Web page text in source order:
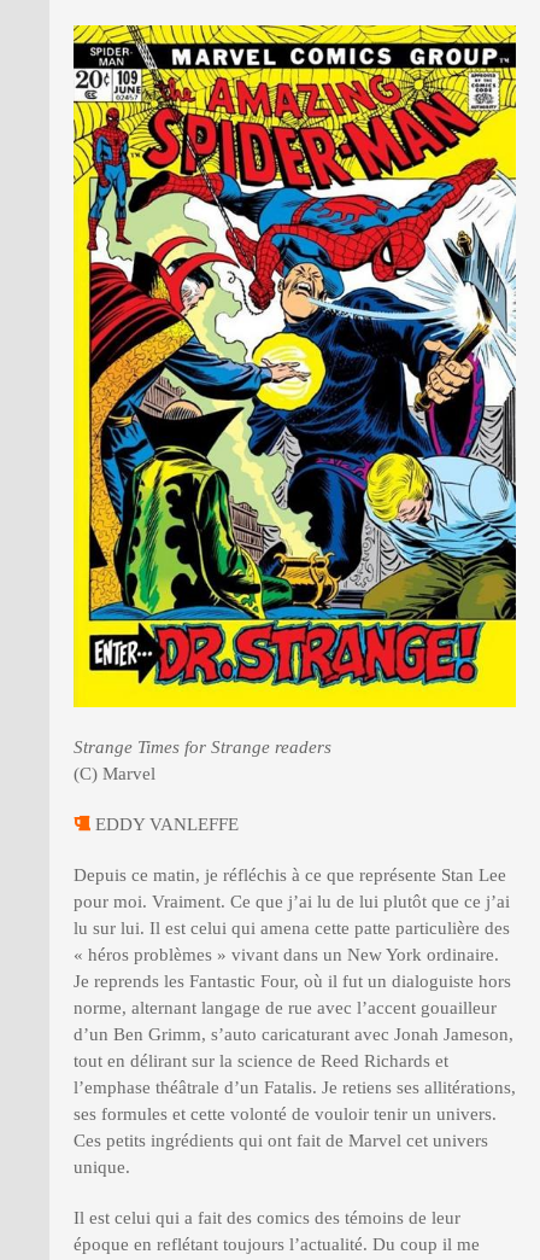
Strange Times for Strange readers
(C) Marvel
EDDY VANLEFFE
Depuis ce matin, je réfléchis à ce que représente Stan Lee
pour moi. Vraiment. Ce que j’ai lu de lui plutôt que ce j’ai
lu sur lui. Il est celui qui amena cette patte particulière des
« héros problèmes » vivant dans un New York ordinaire.
Je reprends les Fantastic Four, où il fut un dialoguiste hors
norme, alternant langage de rue avec l’accent gouailleur
d’un Ben Grimm, s’auto caricaturant avec Jonah Jameson,
tout en délirant sur la science de Reed Richards et
l’emphase théâtrale d’un Fatalis. Je retiens ses allitérations,
ses formules et cette volonté de vouloir tenir un univers.
Ces petits ingrédients qui ont fait de Marvel cet univers
unique.
Il est celui qui a fait des comics des témoins de leur
époque en reflétant toujours l’actualité. Du coup il me